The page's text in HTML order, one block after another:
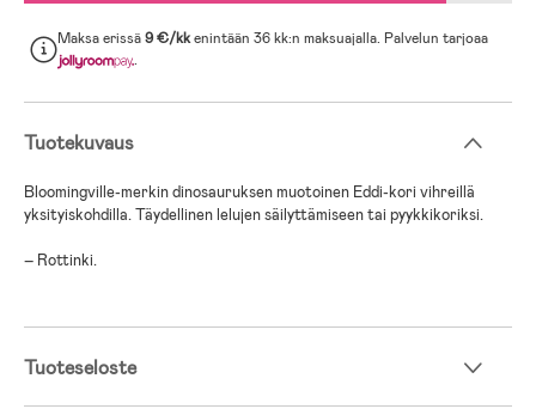
Maksa erissä9 €/kkenintään 36 kk:n maksuajalla. Palvelun tarjoaa
.
Tuotekuvaus
Bloomingville-merkin dinosauruksen muotoinen Eddi-kori vihreillä
yksityiskohdilla. Täydellinen lelujen säilyttämiseen tai pyykkikoriksi.
– Rottinki.
Tuoteseloste